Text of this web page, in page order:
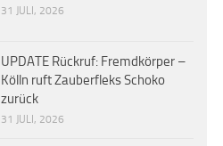
31 JULI, 2026
UPDATE Rückruf: Fremdkörper –
Kölln ruft Zauberfleks Schoko
zurück
31 JULI, 2026